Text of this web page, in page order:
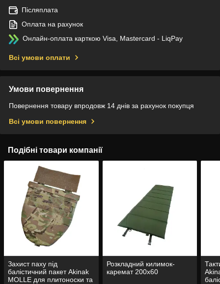
Післяплата
Оплата на рахунок
Онлайн-оплата карткою Visa, Mastercard - LiqPay
Всі умови оплати
Умови повернення
Повернення товару впродовж 14 днів за рахунок покупця
Всі умови повернення
Подібні товари компанії
Захист паху під
балістичний пакет Akinak
MOLLE для плитоноски та
Розкладний килимок-
каремат 200х60